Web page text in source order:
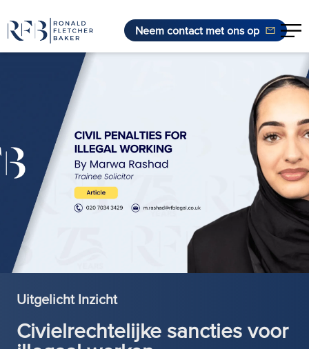
Ga naar de inhoud
Neem contact met ons op
Uitgelicht Inzicht
Civielrechtelijke sancties voor